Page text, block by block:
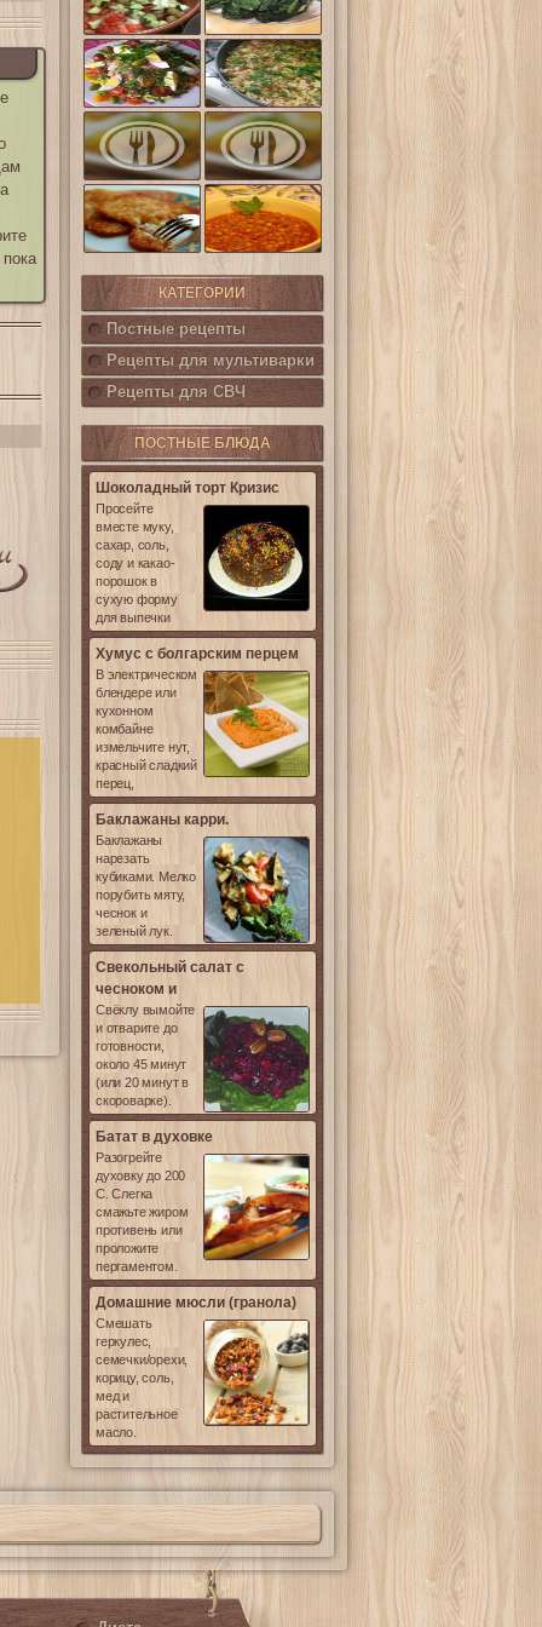
(Салат
Кампестре)
шпинат
Французский
салат Нисуаз
Ленивые
кабачки
Овощная
запеканка из
кабачков и
баклажанов
Салат из печени
трески с
каперсами
Картофельные
котлетки с
кукурузой
Горошница
КАТЕГОРИИ
Постные рецепты
Рецепты для мультиварки
Рецепты для СВЧ
ПОСТНЫЕ БЛЮДА
Шоколадный торт Кризис
Просейте
вместе муку,
сахар, соль,
соду и какао-
порошок в
сухую форму
для выпечки
Хумус с болгарским перцем
В электрическом
блендере или
кухонном
комбайне
измельчите нут,
красный сладкий
перец,
Баклажаны карри.
Баклажаны
нарезать
кубиками. Мелко
порубить мяту,
чеснок и
зеленый лук.
Свекольный салат с
чесноком и
Свёклу вымойте
и отварите до
готовности,
около 45 минут
(или 20 минут в
скороварке).
Батат в духовке
Разогрейте
духовку до 200
С. Слегка
смажьте жиром
противень или
проложите
пергаментом.
Домашние мюсли (гранола)
Смешать
геркулес,
семечки/орехи,
корицу, соль,
мед и
растительное
масло.